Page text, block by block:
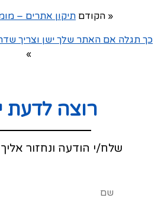
« הקודם תיקון אתרים –
כך תגלה אם האתר שלך ישן וצריך
»
רוצה לדעת
שלח/י הודעה ונחזור אליך תוך